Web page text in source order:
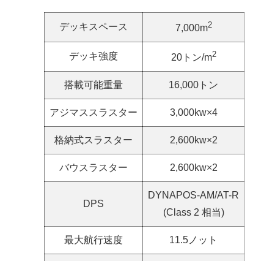
デッキスペース 7,000m2
デッキ強度 20トン/m2
搭載可能重量 16,000トン
アジマススラスター 3,000kw×4
格納式スラスター 2,600kw×2
バウスラスター 2,600kw×2
DPS
DYNAPOS-AM/AT-R
(Class 2 相当)
最大航行速度 11.5ノット